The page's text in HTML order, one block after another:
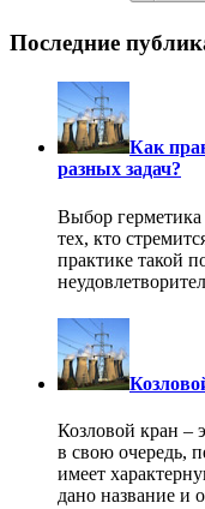
Последние
Как
разных задач?
Выбор герметика
тех, кто
практике такой
Козловой кран –
в свою очередь,
имеет
дано название и